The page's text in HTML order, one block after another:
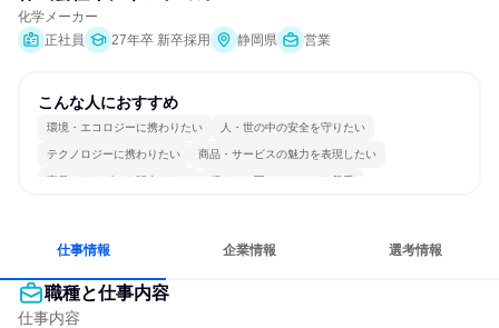
化学メーカー
正社員
27年卒 新卒採用 静岡県 営業
こんな人におすすめ
環境・エコロジーに携わりたい 人・世の中の安全を守りたい
テクノロジーに携わりたい 商品・サービスの魅力を表現したい
商品・サービスを販売したい 穏やかで互いのペースを尊重
仕事情報 企業情報 選考情報
職種と仕事内容
仕事内容